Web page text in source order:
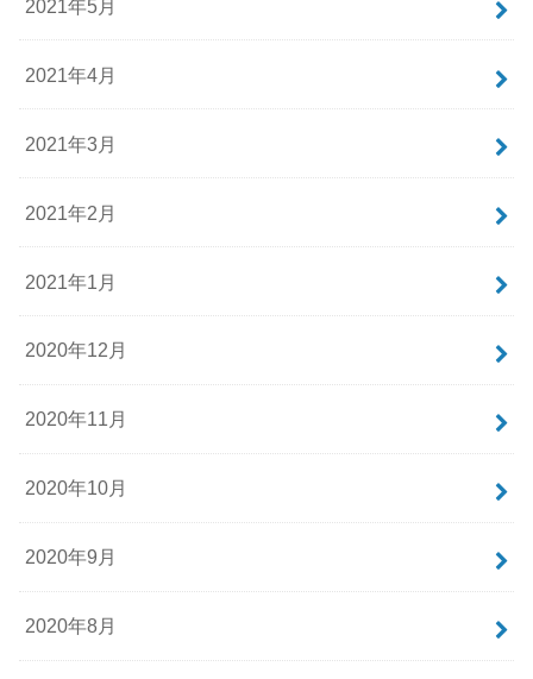
2021年5月
2021年4月
2021年3月
2021年2月
2021年1月
2020年12月
2020年11月
2020年10月
2020年9月
2020年8月